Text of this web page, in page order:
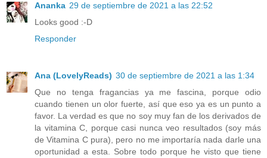
Ananka 29 de septiembre de 2021 a las 22:52
Looks good :-D
Responder
Ana (LovelyReads) 30 de septiembre de 2021 a las 1:34
Que no tenga fragancias ya me fascina, porque odio
cuando tienen un olor fuerte, así que eso ya es un punto a
favor. La verdad es que no soy muy fan de los derivados de
la vitamina C, porque casi nunca veo resultados (soy más
de Vitamina C pura), pero no me importaría nada darle una
oportunidad a esta. Sobre todo porque he visto que tiene